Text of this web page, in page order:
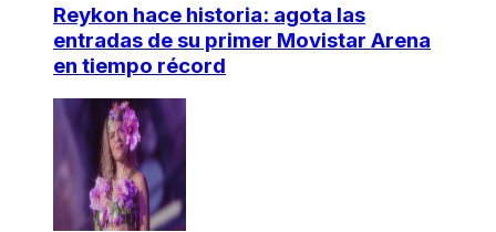
Reykon hace historia: agota las
entradas de su primer Movistar Arena
en tiempo récord